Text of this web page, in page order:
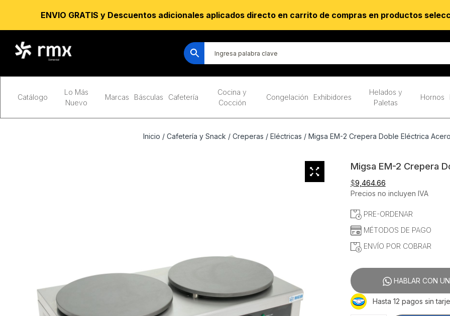
Catálogo
Lo Más
Nuevo
Marcas Básculas Cafetería
Cocina y
Cocción
Congelación Exhibidores
Helados y
Paletas
Hornos
Inicio / Cafetería y Snack / Creperas / Eléctricas / Migsa EM-2 Crepera Doble Eléctrica
Migsa EM-2 Crepera
$9,464.66
Precios no incluyen IVA
PRE-ORDENAR
MÉTODOS DE PAGO
ENVÍO POR COBRAR
HABLAR CON
Hasta 12 pagos sin
ENVIO GRATIS y Descuentos adicionales aplicados directo en carrito de compras en productos